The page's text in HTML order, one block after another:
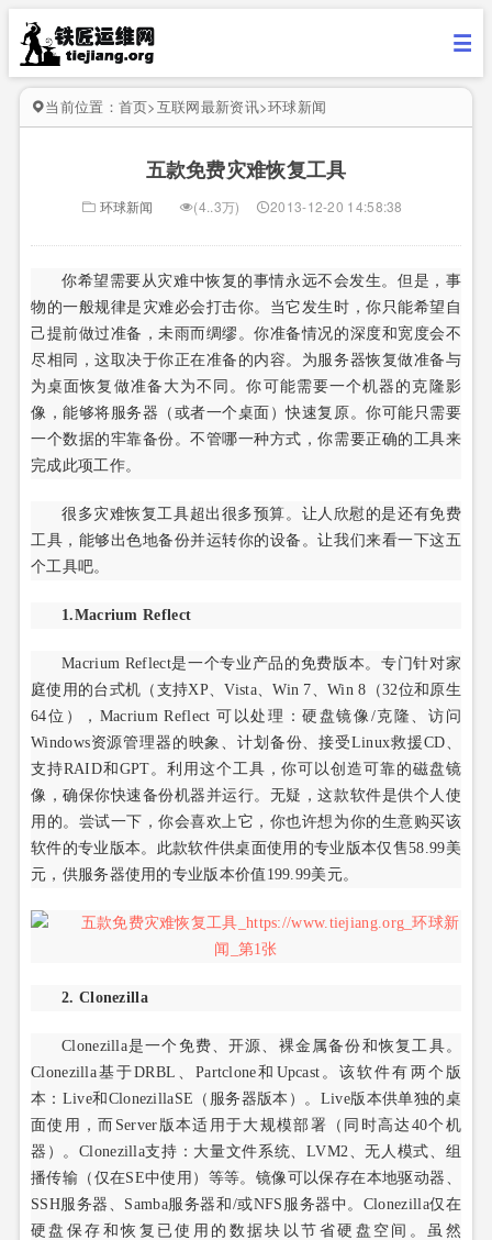
当前位置： 首页>互联网最新资讯>环球新闻
五款免费灾难恢复工具
环球新闻 (4..3万) 2013-12-20 14:58:38
你希望需要从灾难中恢复的事情永远不会发生。但是，事
物的一般规律是灾难必会打击你。当它发生时，你只能希望自
己提前做过准备，未雨而绸缪。你准备情况的深度和宽度会不
尽相同，这取决于你正在准备的内容。为服务器恢复做准备与
为桌面恢复做准备大为不同。你可能需要一个机器的克隆影
像，能够将服务器（或者一个桌面）快速复原。你可能只需要
一个数据的牢靠备份。不管哪一种方式，你需要正确的工具来
完成此项工作。
很多灾难恢复工具超出很多预算。让人欣慰的是还有免费
工具，能够出色地备份并运转你的设备。让我们来看一下这五
个工具吧。
1.Macrium Reflect
Macrium Reflect是一个专业产品的免费版本。专门针对家
庭使用的台式机（支持XP、Vista、Win 7、Win 8（32位和原生
64位），Macrium Reflect 可以处理：硬盘镜像/克隆、访问
Windows资源管理器的映象、计划备份、接受Linux救援CD、
支持RAID和GPT。利用这个工具，你可以创造可靠的磁盘镜
像，确保你快速备份机器并运行。无疑，这款软件是供个人使
用的。尝试一下，你会喜欢上它，你也许想为你的生意购买该
软件的专业版本。此款软件供桌面使用的专业版本仅售58.99美
元，供服务器使用的专业版本价值199.99美元。
2. Clonezilla
Clonezilla是一个免费、开源、裸金属备份和恢复工具。
Clonezilla基于DRBL、Partclone和Upcast。该软件有两个版
本：Live和ClonezillaSE（服务器版本）。Live版本供单独的桌
面使用，而Server版本适用于大规模部署（同时高达40个机
器）。Clonezilla支持：大量文件系统、LVM2、无人模式、组
播传输（仅在SE中使用）等等。镜像可以保存在本地驱动器、
SSH服务器、Samba服务器和/或NFS服务器中。Clonezilla仅在
硬盘保存和恢复已使用的数据块以节省硬盘空间。虽然